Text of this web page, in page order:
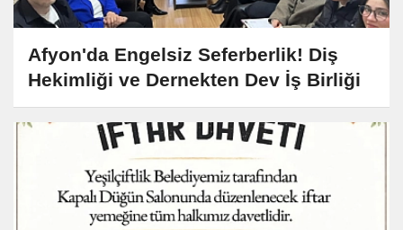
Afyon'da Engelsiz Seferberlik! Diş
Hekimliği ve Dernekten Dev İş Birliği